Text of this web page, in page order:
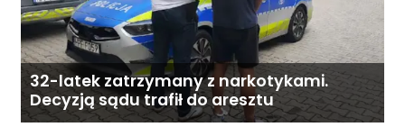
32-latek zatrzymany z narkotykami.
Decyzją sądu trafił do aresztu